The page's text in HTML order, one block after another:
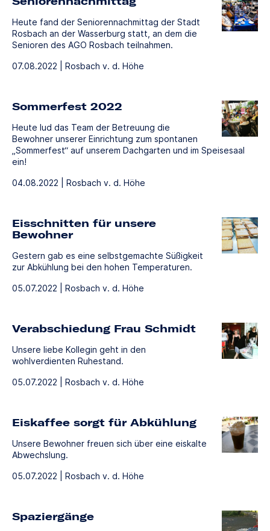
Heute fand der Seniorennachmittag der Stadt
Rosbach an der Wasserburg statt, an dem die
Senioren des AGO Rosbach teilnahmen.
07.08.2022 | Rosbach v. d. Höhe
Sommerfest 2022
Heute lud das Team der Betreuung die
Bewohner unserer Einrichtung zum spontanen
„Sommerfest“ auf unserem Dachgarten und im Speisesaal
ein!
04.08.2022 | Rosbach v. d. Höhe
Eisschnitten für unsere
Bewohner
Gestern gab es eine selbstgemachte Süßigkeit
zur Abkühlung bei den hohen Temperaturen.
05.07.2022 | Rosbach v. d. Höhe
Verabschiedung Frau Schmidt
Unsere liebe Kollegin geht in den
wohlverdienten Ruhestand.
05.07.2022 | Rosbach v. d. Höhe
Eiskaffee sorgt für Abkühlung
Unsere Bewohner freuen sich über eine eiskalte
Abwechslung.
05.07.2022 | Rosbach v. d. Höhe
Spaziergänge